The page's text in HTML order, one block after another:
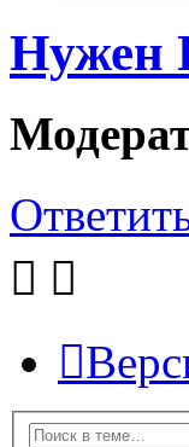
Нужен